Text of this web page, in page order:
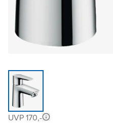
UVP 170,-